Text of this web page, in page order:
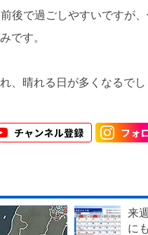
後で過ごしやすいですが
です。
、晴れる日が多くなるでし
来
に